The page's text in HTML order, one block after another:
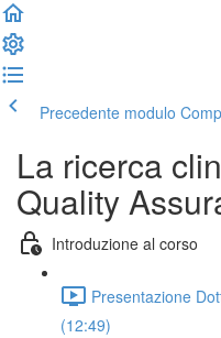
Precedente modulo
La ricerca
Quality
Introduzione al corso
Presentazione
(12:49)